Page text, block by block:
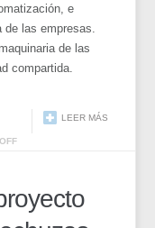
e
las empresas.
de las
compartida.
LEER MÁS